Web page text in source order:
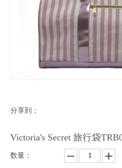
分享到：
Victoria's Secret 旅行袋
数量：